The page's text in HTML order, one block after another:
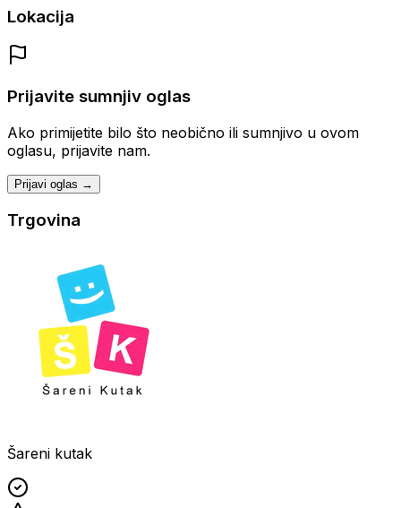
Lokacija
Prijavite sumnjiv oglas
Ako primijetite bilo što neobično ili sumnjivo u ovom
oglasu, prijavite nam.
Prijavi oglas →
Trgovina
Šareni kutak